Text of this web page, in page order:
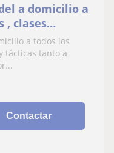
a domicilio a
, clases
como a
a todos los
tácticas tanto a
Contactar